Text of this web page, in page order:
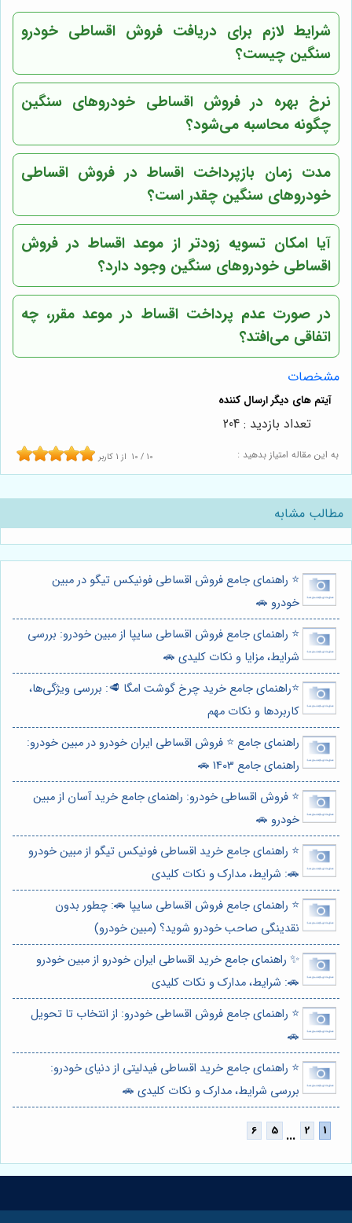
شرایط لازم برای دریافت فروش اقساطی خودرو
سنگین چیست؟
نرخ بهره در فروش اقساطی خودروهای سنگین
چگونه محاسبه می‌شود؟
مدت زمان بازپرداخت اقساط در فروش اقساطی
خودروهای سنگین چقدر است؟
آیا امکان تسویه زودتر از موعد اقساط در فروش
اقساطی خودروهای سنگین وجود دارد؟
در صورت عدم پرداخت اقساط در موعد مقرر، چه
اتفاقی می‌افتد؟
مشخصات
به این مقاله امتیاز بدهید : 10 / 10 از 1 کاربر
تعداد بازدید : 204
مطالب مشابه
⭐️ راهنمای جامع فروش اقساطی فونیکس تیگو در مبین
خودرو 🚗
⭐️ راهنمای جامع فروش اقساطی سایپا از مبین خودرو: بررسی
شرایط، مزایا و نکات کلیدی 🚗
⭐️راهنمای جامع خرید چرخ گوشت امگا 🥩: بررسی ویژگی‌ها،
کاربردها و نکات مهم
راهنمای جامع ⭐️ فروش اقساطی ایران خودرو در مبین خودرو:
راهنمای جامع 1403 🚗
⭐️ فروش اقساطی خودرو: راهنمای جامع خرید آسان از مبین
خودرو 🚗
⭐️ راهنمای جامع خرید اقساطی فونیکس تیگو از مبین خودرو
🚗: شرایط، مدارک و نکات کلیدی
⭐️ راهنمای جامع فروش اقساطی سایپا 🚗: چطور بدون
نقدینگی صاحب خودرو شوید؟ (مبین خودرو)
✨ راهنمای جامع خرید اقساطی ایران خودرو از مبین خودرو
🚗: شرایط، مدارک و نکات کلیدی
⭐️ راهنمای جامع فروش اقساطی خودرو: از انتخاب تا تحویل
🚗
⭐️ راهنمای جامع خرید اقساطی فیدلیتی از دنیای خودرو:
بررسی شرایط، مدارک و نکات کلیدی 🚗
...